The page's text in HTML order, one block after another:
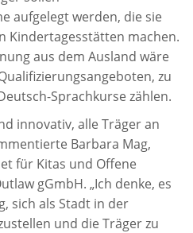
aufgelegt werden, die sie
Kindertagesstätten machen.
aus dem Ausland wäre
zu
Sprachkurse zählen.
innovativ, alle Träger an
Barbara Mag,
für Kitas und Offene
gGmbH. „Ich denke, es
sich als Stadt in der
und die Träger zu